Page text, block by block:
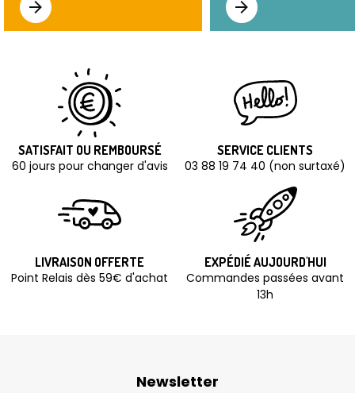
SATISFAIT OU REMBOURSÉ
60 jours pour changer d'avis
SERVICE CLIENTS
03 88 19 74 40 (non surtaxé)
LIVRAISON OFFERTE
Point Relais dès 59€ d'achat
EXPÉDIÉ AUJOURD'HUI
Commandes passées avant
13h
Newsletter